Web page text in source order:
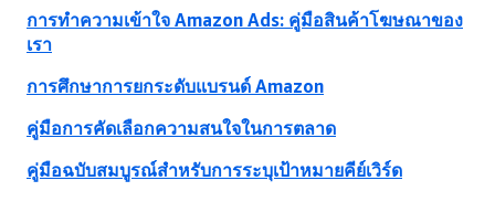
การทำความเข้าใจ Amazon Ads: คู่มือสินค้าโฆษณาของ
เรา
การศึกษาการยกระดับแบรนด์ Amazon
คู่มือการคัดเลือกความสนใจในการตลาด
คู่มือฉบับสมบูรณ์สำหรับการระบุเป้าหมายคีย์เวิร์ด